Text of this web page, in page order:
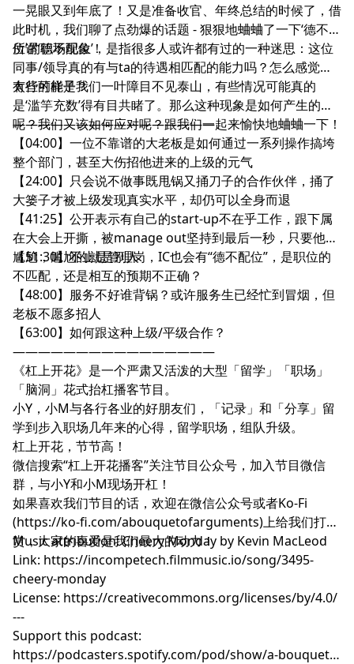
一晃眼又到年底了！又是准备收官、年终总结的时候了，借
此时机，我们聊了点劲爆的话题 - 狠狠地蛐蛐了一下‘德不配
位’的职场现象！
所谓‘德不配位’，是指很多人或许都有过的一种迷思：这位
同事/领导真的有与ta的待遇相匹配的能力吗？怎么感觉不
太行的样子？
有些可能是我们一叶障目不见泰山，有些情况可能真的
是‘滥竽充数’得有目共睹了。那么这种现象是如何产生的
呢？我们又该如何应对呢？跟我们一起来愉快地蛐蛐一下！
————————————————
【04:00】一位不靠谱的大老板是如何通过一系列操作搞垮
整个部门，甚至大伤招他进来的上级的元气
【24:00】只会说不做事既甩锅又捅刀子的合作伙伴，捅了
大篓子才被上级发现真实水平，却仍可以全身而退
【41:25】公开表示有自己的start-up不在乎工作，跟下属
在大会上开撕，被manage out坚持到最后一秒，只要他不
尴尬，尴尬的就是别人
【51:30】不止是管理岗，IC也会有“德不配位”，是职位的
不匹配，还是相互的预期不正确？
【48:00】服务不好谁背锅？或许服务生已经忙到冒烟，但
老板不愿多招人
【63:00】如何跟这种上级/平级合作？
————————————————
《杠上开花》是一个严肃又活泼的大型「留学」「职场」
「脑洞」花式抬杠播客节目。
小Y，小M与各行各业的好朋友们，「记录」和「分享」留
学到步入职场几年来的心得，留学职场，组队升级。
杠上开花，节节高！
微信搜索“杠上开花播客”关注节目公众号，加入节目微信
群，与小Y和小M现场开杠！
如果喜欢我们节目的话，欢迎在微信公众号或者Ko-Fi
(https://ko-fi.com/abouquetofarguments)上给我们打
赏，大家的喜爱是我们最大的动力！
Music attribution: Cheery Monday by Kevin MacLeod
Link: https://incompetech.filmmusic.io/song/3495-
cheery-monday
License: https://creativecommons.org/licenses/by/4.0/
---
Support this podcast:
https://podcasters.spotify.com/pod/show/a-bouquet-